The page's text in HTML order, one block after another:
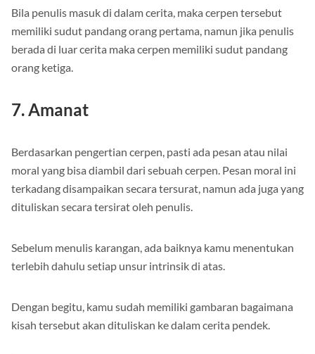
Bila penulis masuk di dalam cerita, maka cerpen tersebut
memiliki sudut pandang orang pertama, namun jika penulis
berada di luar cerita maka cerpen memiliki sudut pandang
orang ketiga.
7. Amanat
Berdasarkan pengertian cerpen, pasti ada pesan atau nilai
moral yang bisa diambil dari sebuah cerpen. Pesan moral ini
terkadang disampaikan secara tersurat, namun ada juga yang
dituliskan secara tersirat oleh penulis.
Sebelum menulis karangan, ada baiknya kamu menentukan
terlebih dahulu setiap unsur intrinsik di atas.
Dengan begitu, kamu sudah memiliki gambaran bagaimana
kisah tersebut akan dituliskan ke dalam cerita pendek.